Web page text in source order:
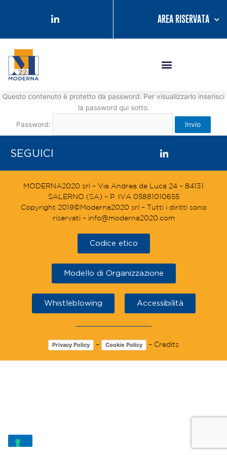
AREA RISERVATA
Questo contenuto è protetto da password. Per visualizzarlo inserisci
la password qui sotto.
Password:
SEGUICI
MODERNA2020 srl – Via Andrea de Luca 24 – 84131
SALERNO (SA) – P. IVA 05881010655
Copyright 2019©Moderna2020 srl – Tutti i diritti sono
riservati – info@moderna2020.com
Codice etico
Modello di Organizzazione
Whistleblowing Accessibilità
Privacy Policy – Cookie Policy – Credits